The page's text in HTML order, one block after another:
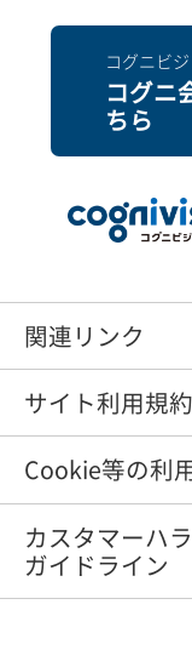
コグニビ
コグニ
ちら
関連リンク
サイト利用規約
Cookie等の利
カスタマーハ
ガイドライン